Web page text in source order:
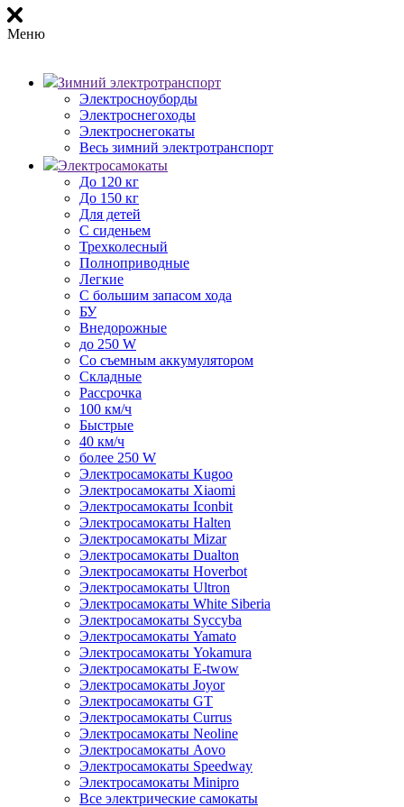
Меню
Зимний электротранспорт
Электросноуборды
Электроснегоходы
Электроснегокаты
Весь зимний электротранспорт
Электросамокаты
До 120 кг
До 150 кг
Для детей
С сиденьем
Трехколесный
Полноприводные
Легкие
С большим запасом хода
БУ
Внедорожные
до 250 W
Со съемным аккумулятором
Складные
Рассрочка
100 км/ч
Быстрые
40 км/ч
более 250 W
Электросамокаты Kugoo
Электросамокаты Xiaomi
Электросамокаты Iconbit
Электросамокаты Halten
Электросамокаты Mizar
Электросамокаты Dualton
Электросамокаты Hoverbot
Электросамокаты Ultron
Электросамокаты White Siberia
Электросамокаты Syccyba
Электросамокаты Yamato
Электросамокаты Yokamura
Электросамокаты E-twow
Электросамокаты Joyor
Электросамокаты GT
Электросамокаты Currus
Электросамокаты Neoline
Электросамокаты Aovo
Электросамокаты Speedway
Электросамокаты Minipro
Все электрические самокаты